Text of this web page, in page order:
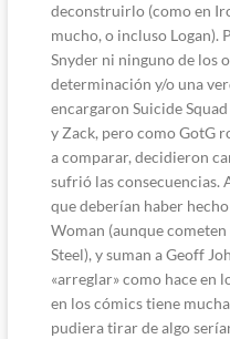
deconstruirlo (como en
mucho, o incluso Logan).
Snyder ni ninguno de los
determinación y/o una
encargaron Suicide
y Zack, pero como GotG
a comparar, decidieron
sufrió las consecuencias.
que deberían haber
Woman (aunque
Steel), y suman a Geoff
«arreglar» como hace en
en los cómics tiene
pudiera tirar de algo